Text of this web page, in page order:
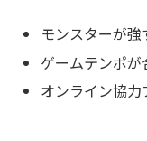
モンスターが
ゲームテンポ
オンライン協